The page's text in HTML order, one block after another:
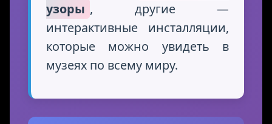
узоры , другие —
интерактивные инсталляции,
которые можно увидеть в
музеях по всему миру.